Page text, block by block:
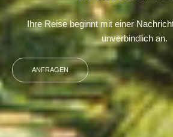
Ihre Reise beginnt mit einer
unverbindlich an.
ANFRAGEN